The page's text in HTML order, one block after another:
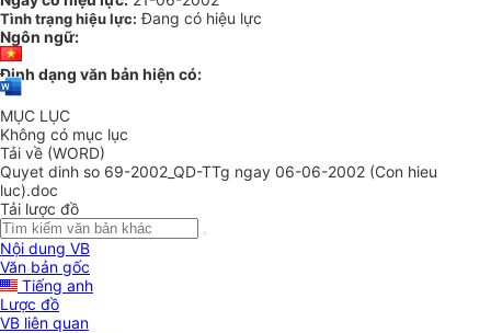
Tình trạng hiệu lực: Đang có hiệu lực
Ngôn ngữ:
Định dạng văn bản hiện có:
MỤC LỤC
Không có mục lục
Tải về (WORD)
Quyet dinh so 69-2002_QD-TTg ngay 06-06-2002 (Con hieu
luc).doc
Tải lược đồ
Nội dung VB
Văn bản gốc
Tiếng anh
Lược đồ
VB liên quan